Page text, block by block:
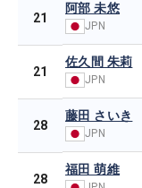
21
阿部 未悠
JPN
21
佐久間 朱莉
JPN
28
藤田 さいき
JPN
28
福田 萌維